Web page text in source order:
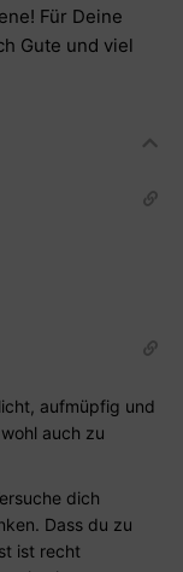
Für Deine
Gute und viel
aufmüpfig und
auch zu
dich
Dass du zu
ist recht